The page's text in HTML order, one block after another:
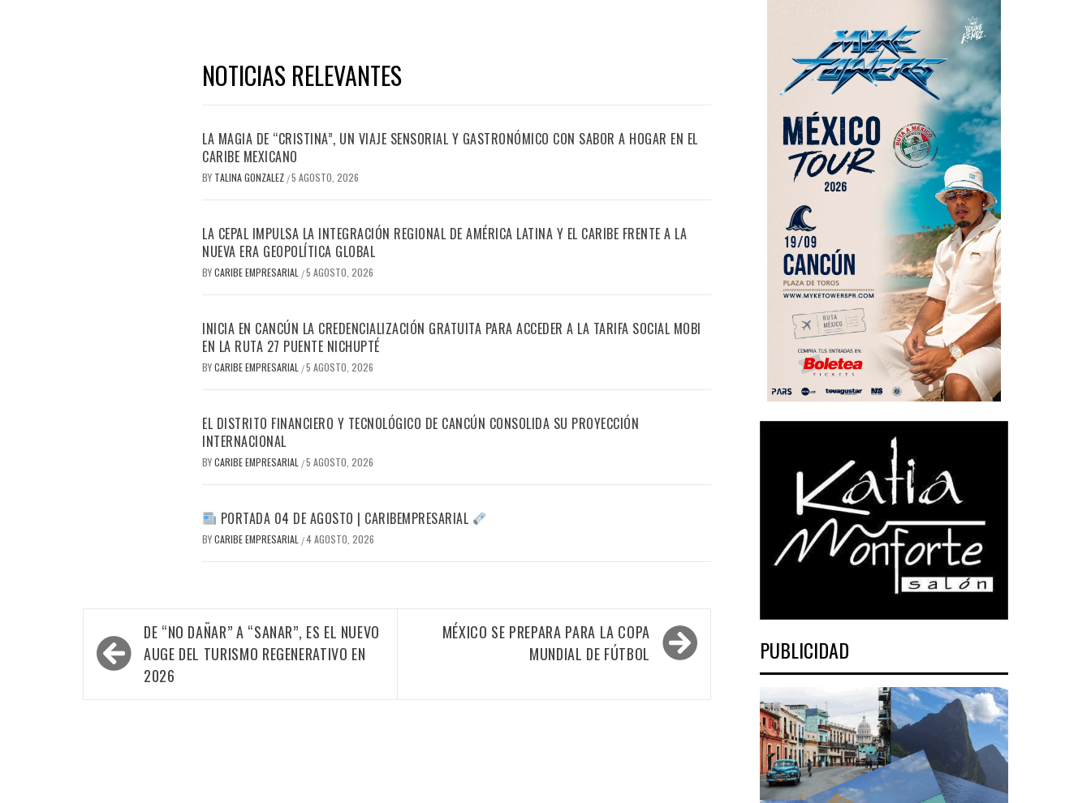
NOTICIAS RELEVANTES
LA MAGIA DE “CRISTINA”, UN VIAJE SENSORIAL Y GASTRONÓMICO CON SABOR A HOGAR EN EL
CARIBE MEXICANO
BY TALINA GONZALEZ /5 AGOSTO, 2026
LA CEPAL IMPULSA LA INTEGRACIÓN REGIONAL DE AMÉRICA LATINA Y EL CARIBE FRENTE A LA
NUEVA ERA GEOPOLÍTICA GLOBAL
BYCARIBE EMPRESARIAL /5 AGOSTO, 2026
INICIA EN CANCÚN LA CREDENCIALIZACIÓN GRATUITA PARA ACCEDER A LA TARIFA SOCIAL MOBI
EN LA RUTA 27 PUENTE NICHUPTÉ
BYCARIBE EMPRESARIAL /5 AGOSTO, 2026
EL DISTRITO FINANCIERO Y TECNOLÓGICO DE CANCÚN CONSOLIDA SU PROYECCIÓN
INTERNACIONAL
BYCARIBE EMPRESARIAL /5 AGOSTO, 2026
PORTADA 04 DE AGOSTO | CARIBEMPRESARIAL
BYCARIBE EMPRESARIAL /4 AGOSTO, 2026
Navegación
de
entradas
DE “NO DAÑAR” A “SANAR”, ES EL NUEVO
AUGE DEL TURISMO REGENERATIVO EN
2026
MÉXICO SE PREPARA PARA LA COPA
MUNDIAL DE FÚTBOL
PUBLICIDAD